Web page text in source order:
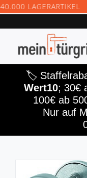
LAGERARTIKEL
🏷️
Wert10; 30€
100€ ab
Nur auf